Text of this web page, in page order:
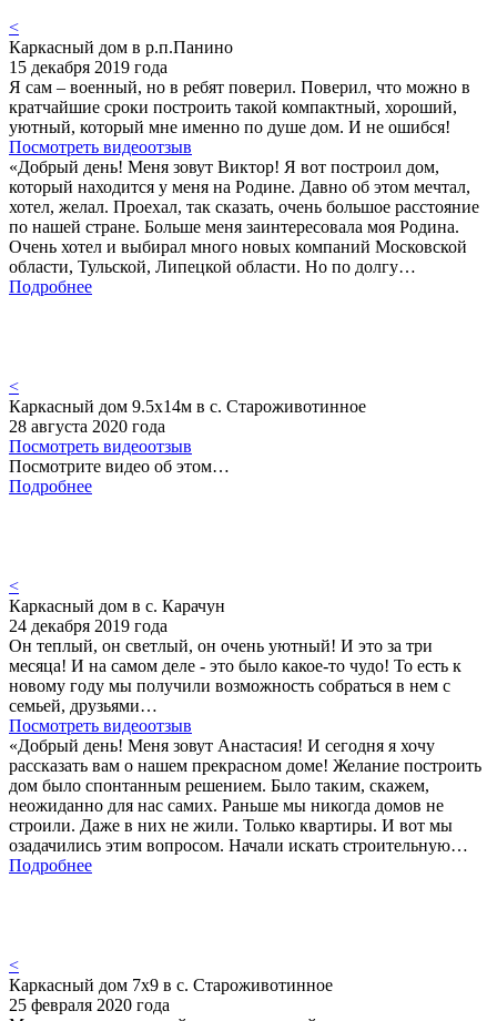
<
Каркасный дом в р.п.Панино
15 декабря 2019 года
Я сам – военный, но в ребят поверил. Поверил, что можно в
кратчайшие сроки построить такой компактный, хороший,
уютный, который мне именно по душе дом. И не ошибся!
Посмотреть видеоотзыв
«Добрый день! Меня зовут Виктор! Я вот построил дом,
который находится у меня на Родине. Давно об этом мечтал,
хотел, желал. Проехал, так сказать, очень большое расстояние
по нашей стране. Больше меня заинтересовала моя Родина.
Очень хотел и выбирал много новых компаний Московской
области, Тульской, Липецкой области. Но по долгу…
Подробнее
<
Каркасный дом 9.5х14м в с. Староживотинное
28 августа 2020 года
Посмотреть видеоотзыв
Посмотрите видео об этом…
Подробнее
<
Каркасный дом в с. Карачун
24 декабря 2019 года
Он теплый, он светлый, он очень уютный! И это за три
месяца! И на самом деле - это было какое-то чудо! То есть к
новому году мы получили возможность собраться в нем с
семьей, друзьями…
Посмотреть видеоотзыв
«Добрый день! Меня зовут Анастасия! И сегодня я хочу
рассказать вам о нашем прекрасном доме! Желание построить
дом было спонтанным решением. Было таким, скажем,
неожиданно для нас самих. Раньше мы никогда домов не
строили. Даже в них не жили. Только квартиры. И вот мы
озадачились этим вопросом. Начали искать строительную…
Подробнее
<
Каркасный дом 7х9 в с. Староживотинное
25 февраля 2020 года